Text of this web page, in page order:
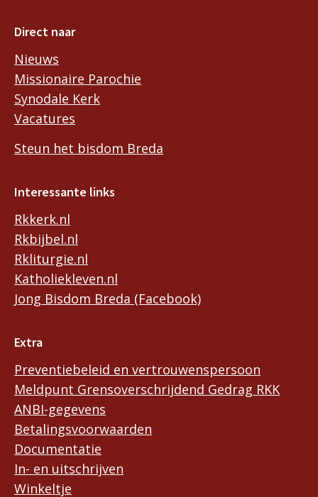
Direct naar
Nieuws
Missionaire Parochie
Synodale Kerk
Vacatures
Steun het bisdom Breda
Interessante links
Rkkerk.nl
Rkbijbel.nl
Rkliturgie.nl
Katholiekleven.nl
Jong Bisdom Breda (Facebook)
Extra
Preventiebeleid en vertrouwenspersoon
Meldpunt Grensoverschrijdend Gedrag RKK
ANBI-gegevens
Betalingsvoorwaarden
Documentatie
In- en uitschrijven
Winkeltje